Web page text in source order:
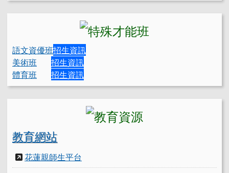
語文資優班招生資訊
美術班
招生資訊
體育班
招生資訊
教育網站
花蓮親師生平台